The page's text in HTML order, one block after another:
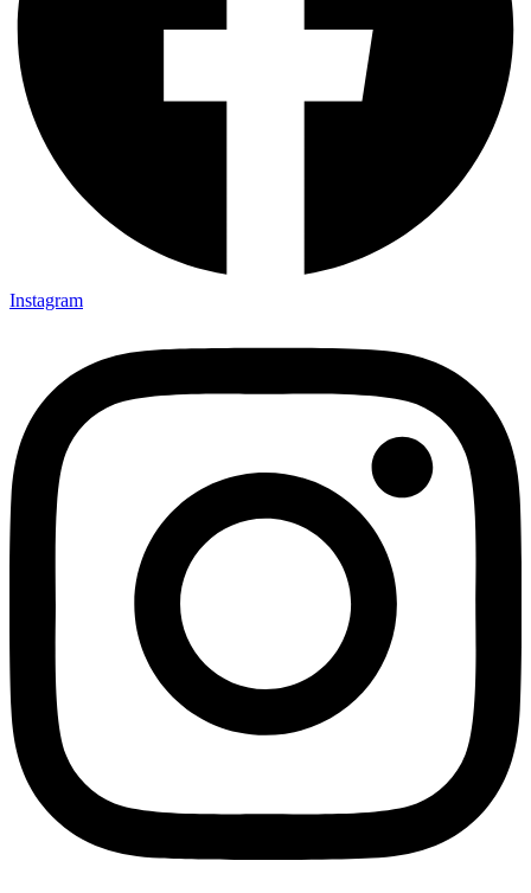
Instagram